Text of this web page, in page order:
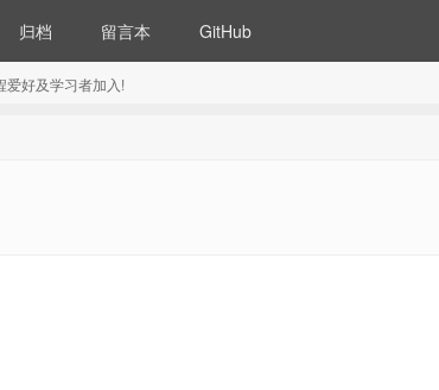
归档 留言本 GitHub
好及学习者加入!